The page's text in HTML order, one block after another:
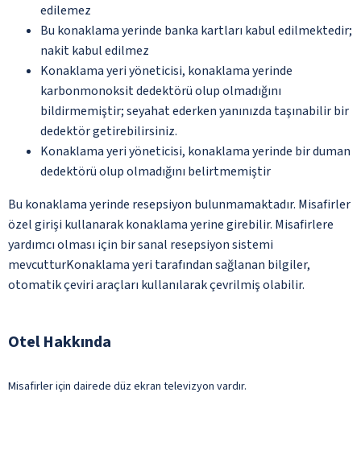
edilemez
Bu konaklama yerinde banka kartları kabul edilmektedir;
nakit kabul edilmez
Konaklama yeri yöneticisi, konaklama yerinde
karbonmonoksit dedektörü olup olmadığını
bildirmemiştir; seyahat ederken yanınızda taşınabilir bir
dedektör getirebilirsiniz.
Konaklama yeri yöneticisi, konaklama yerinde bir duman
dedektörü olup olmadığını belirtmemiştir
Bu konaklama yerinde resepsiyon bulunmamaktadır. Misafirler
özel girişi kullanarak konaklama yerine girebilir. Misafirlere
yardımcı olması için bir sanal resepsiyon sistemi
mevcutturKonaklama yeri tarafından sağlanan bilgiler,
otomatik çeviri araçları kullanılarak çevrilmiş olabilir.
Otel Hakkında
Misafirler için dairede düz ekran televizyon vardır.